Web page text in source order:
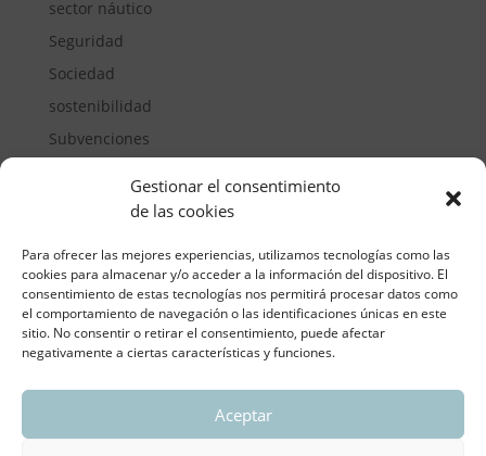
Gestionar el consentimiento
de las cookies
Para ofrecer las mejores experiencias, utilizamos tecnologías como las
cookies para almacenar y/o acceder a la información del dispositivo. El
consentimiento de estas tecnologías nos permitirá procesar datos como
el comportamiento de navegación o las identificaciones únicas en este
sitio. No consentir o retirar el consentimiento, puede afectar
negativamente a ciertas características y funciones.
Aceptar
sector náutico
Seguridad
Sociedad
sostenibilidad
Subvenciones
ASOCIACIÓN REGIONAL VALENCIANA DE